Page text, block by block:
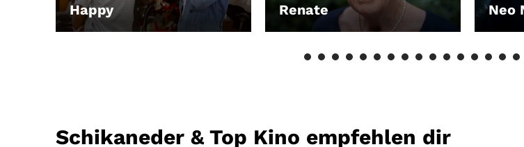
Happy
LEIHEN Renate
LEIHEN Neo
Schikaneder & Top Kino empfehlen dir